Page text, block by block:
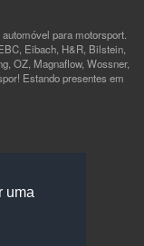
uma
para motorsport.
Eibach, H&R, Bilstein,
OZ, Magnaflow, Wossner,
Estando presentes em